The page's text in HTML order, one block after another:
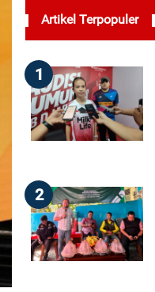
Artikel Terpopuler
1
2